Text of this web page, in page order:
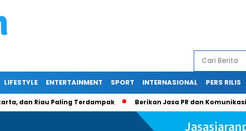
LIFESTYLE ENTERTAINMENT SPORT INTERNASIONAL PERS RILIS
Riau Paling Terdampak Berikan Jasa PR dan Komunikasi